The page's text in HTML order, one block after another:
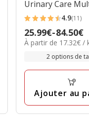
Urinary Care
Stress pour Chat
4.9
étoiles
avec
avis
4.9(11)
Prix
de
25.99€
à
25.99€-84.50€
17.32€
À partir de 17.32€ /
2 options de
Ajouter au